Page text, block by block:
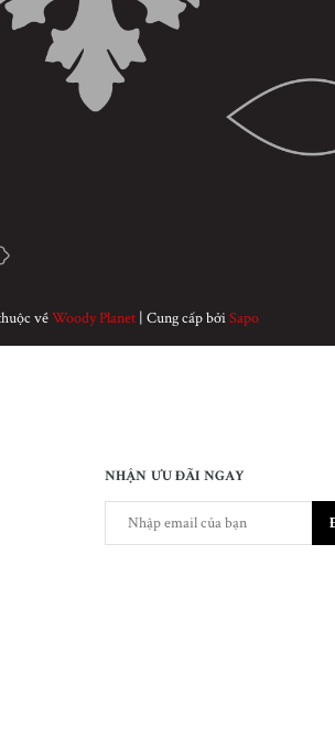
vềWoody Planet | Cung cấp bởiSapo
NHẬN ƯU ĐÃI NGAY